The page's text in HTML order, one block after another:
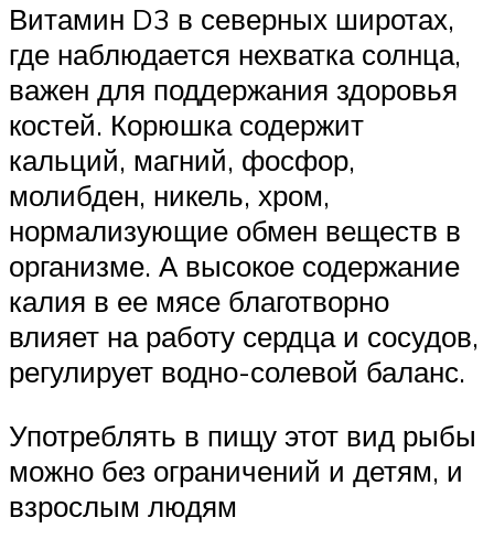
Витамин D3 в северных широтах,
где наблюдается нехватка солнца,
важен для поддержания здоровья
костей. Корюшка содержит
кальций, магний, фосфор,
молибден, никель, хром,
нормализующие обмен веществ в
организме. А высокое содержание
калия в ее мясе благотворно
влияет на работу сердца и сосудов,
регулирует водно-солевой баланс.
Употреблять в пищу этот вид рыбы
можно без ограничений и детям, и
взрослым людям